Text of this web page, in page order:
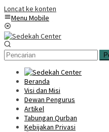
Loncat ke konten
Menu Mobile
Beranda
Visi dan Misi
Dewan Pengurus
Artikel
Tabungan Qurban
Kebijakan Privasi